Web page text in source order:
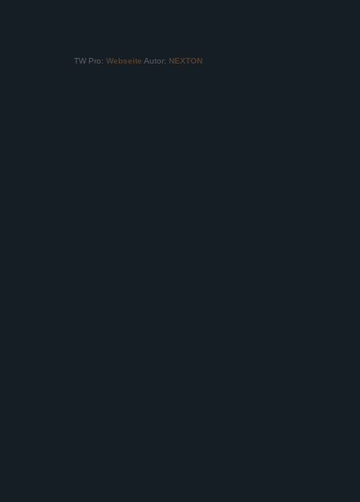
TW Pro: Webseite Autor: NEXTON